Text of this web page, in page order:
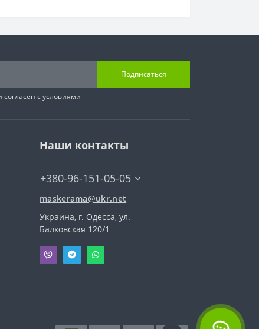
Подписаться
согласен с условиями
Наши контакты
+380-96-151-05-05
maskerama@ukr.net
Украина, г. Одесса, ул.
Балковская 120/1